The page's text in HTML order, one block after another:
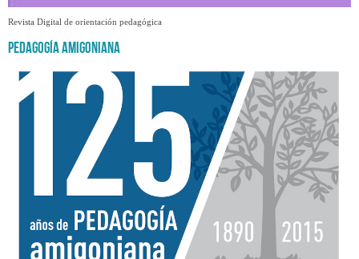
Revista Digital de orientación pedagógica
Pedagogía Amigoniana